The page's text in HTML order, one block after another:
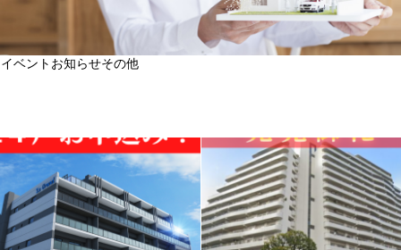
TOPICS
イベント お知らせその他